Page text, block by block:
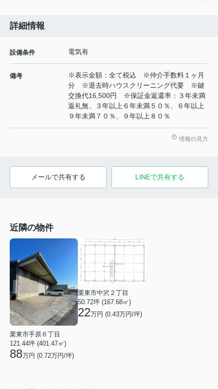
詳細情報
設備条件 電気有
備考
※表示金額：全て税込 ※仲介手数料１ヶ月
分 ※退去時ハウスクリーニング代要 ※鍵
交換代16,500円 ※保証金返還率：３年未満
返礼無、３年以上６年未満５０％、６年以上
９年未満７０％、９年以上８０％
情報の見方
メールで共有する LINEで共有する
近隣の物件
栗東市手原６丁目
121.44坪 (401.47㎡)
88万円 (0.72万円/坪)
栗東市中沢２丁目
50.72坪 (167.68㎡)
22万円 (0.43万円/坪)